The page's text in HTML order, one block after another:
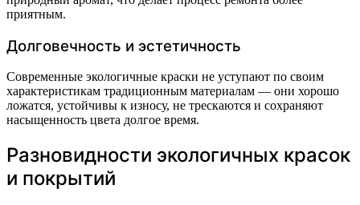
приятным.
Долговечность и эстетичность
Современные экологичные краски не уступают по своим
характеристикам традиционным материалам — они хорошо
ложатся, устойчивы к износу, не трескаются и сохраняют
насыщенность цвета долгое время.
Разновидности экологичных красок
и покрытий